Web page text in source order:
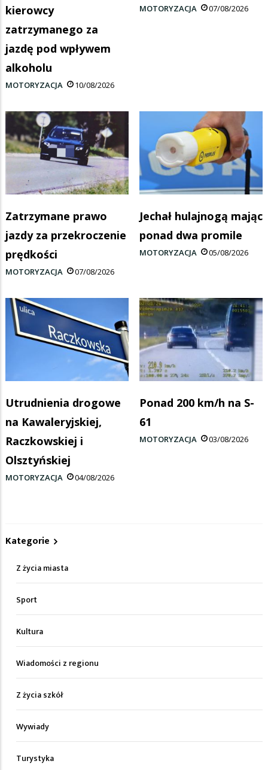
kierowcy
zatrzymanego za
jazdę pod wpływem
alkoholu
MOTORYZACJA 10/08/2026
MOTORYZACJA 07/08/2026
Zatrzymane prawo
jazdy za przekroczenie
prędkości
MOTORYZACJA 07/08/2026
Jechał hulajnogą mając
ponad dwa promile
MOTORYZACJA 05/08/2026
Utrudnienia drogowe
na Kawaleryjskiej,
Raczkowskiej i
Olsztyńskiej
MOTORYZACJA 04/08/2026
Ponad 200 km/h na S-
61
MOTORYZACJA 03/08/2026
Kategorie
Z życia miasta
Sport
Kultura
Wiadomości z regionu
Z życia szkół
Wywiady
Turystyka